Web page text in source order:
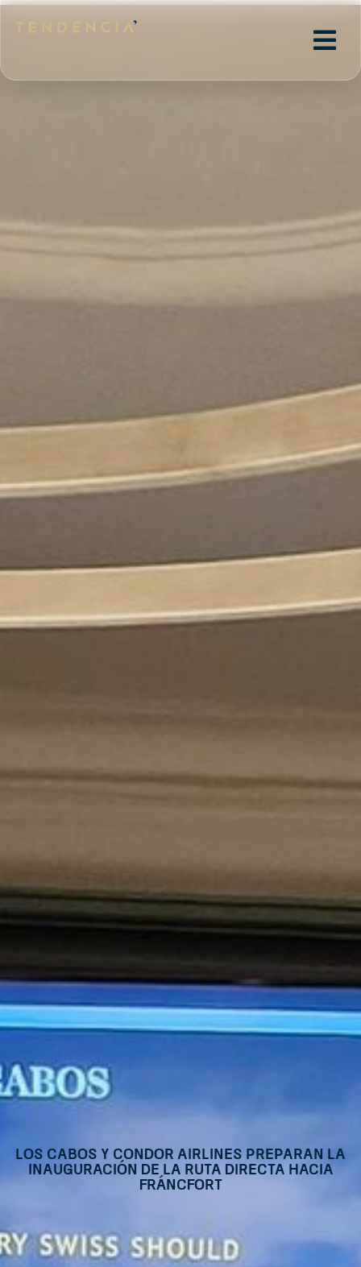
Los Cabos y Condor Airlines preparan la
inauguración de la ruta directa hacia
Fráncfort